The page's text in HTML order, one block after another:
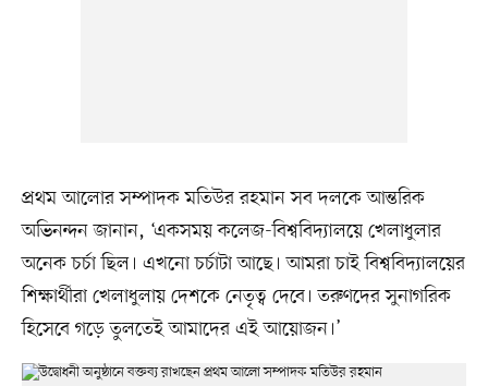
প্রথম আলোর সম্পাদক মতিউর রহমান সব দলকে আন্তরিক
অভিনন্দন জানান, ‘একসময় কলেজ-বিশ্ববিদ্যালয়ে খেলাধুলার
অনেক চর্চা ছিল। এখনো চর্চাটা আছে। আমরা চাই বিশ্ববিদ্যালয়ের
শিক্ষার্থীরা খেলাধুলায় দেশকে নেতৃত্ব দেবে। তরুণদের সুনাগরিক
হিসেবে গড়ে তুলতেই আমাদের এই আয়োজন।’